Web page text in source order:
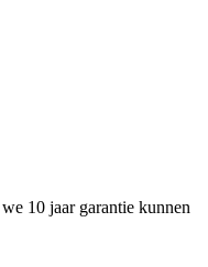
10 jaar garantie kunnen